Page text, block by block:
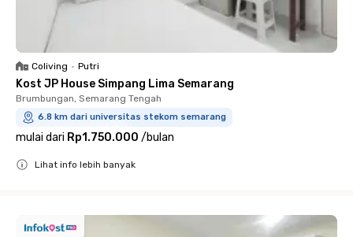
Coliving • Putri
Kost JP House Simpang Lima Semarang
Brumbungan, Semarang Tengah
6.8 km dari universitas stekom semarang
mulai dari Rp1.750.000 /bulan
Lihat info lebih banyak